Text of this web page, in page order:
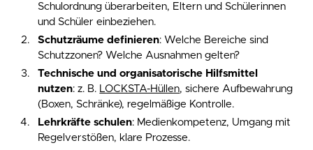
Schulordnung überarbeiten, Eltern und Schülerinnen
und Schüler einbeziehen.
Schutzräume definieren: Welche Bereiche sind
Schutzzonen? Welche Ausnahmen gelten?
Technische und organisatorische Hilfsmittel
nutzen: z. B. LOCKSTA-Hüllen, sichere Aufbewahrung
(Boxen, Schränke), regelmäßige Kontrolle.
Lehrkräfte schulen: Medienkompetenz, Umgang mit
Regelverstößen, klare Prozesse.